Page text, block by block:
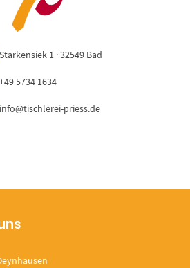
Starkensiek 1 · 32549 Bad
+49 5734 1634
info@tischlerei-priess.de